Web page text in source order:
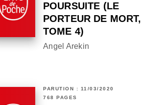
POURSUITE (LE
PORTEUR DE MORT,
TOME 4)
Angel Arekin
PARUTION : 11/03/2020
768 PAGES